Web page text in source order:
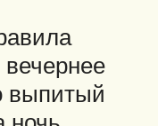
выпитый